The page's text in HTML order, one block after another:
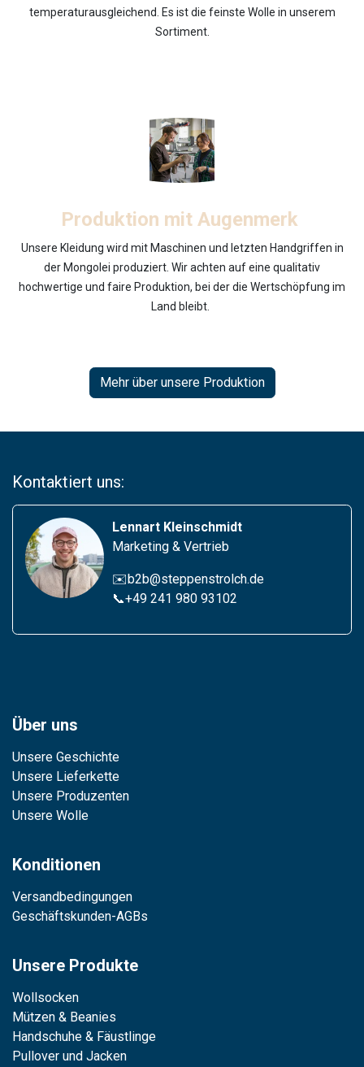
temperaturausgleichend. Es ist die feinste Wolle in unserem
Sortiment.
Produktion mit Augenmerk
Unsere Kleidung wird mit Maschinen und letzten Handgriffen in
der Mongolei produziert. Wir achten auf eine qualitativ
hochwertige und faire Produktion, bei der die Wertschöpfung im
Land bleibt.
Mehr über unsere Produktion
Kontaktiert uns:
Lennart Kleinschmidt
Marketing & Vertrieb
✉️b2b@steppenstrolch.de
📞+49 241 980 93102
Über uns
Unsere Geschichte
Unsere Lieferkette
Unsere Produzenten
Unsere Wolle
Konditionen
Versandbedingungen
Geschäftskunden-AGBs
Unsere Produkte
Wollsocken
Mützen & Beanies
Handschuhe & Fäustlinge
Pullover und Jacken